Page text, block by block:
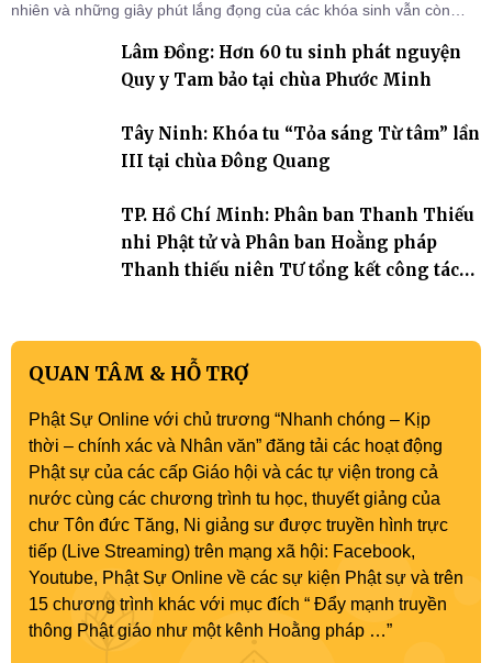
nhiên và những giây phút lắng đọng của các khóa sinh vẫn còn
Tháp). Những tuần tu học ngắn ngủi nhưng đã trở thành hành
trang quý báu, gieo những hạt giống thiện l
Lâm Đồng: Hơn 60 tu sinh phát nguyện
Quy y Tam bảo tại chùa Phước Minh
Tây Ninh: Khóa tu “Tỏa sáng Từ tâm” lần
III tại chùa Đông Quang
TP. Hồ Chí Minh: Phân ban Thanh Thiếu
nhi Phật tử và Phân ban Hoằng pháp
Thanh thiếu niên TƯ tổng kết công tác
QUAN TÂM & HỖ TRỢ
Phật Sự Online với chủ trương “Nhanh chóng – Kịp
thời – chính xác và Nhân văn” đăng tải các hoạt động
Phật sự của các cấp Giáo hội và các tự viện trong cả
nước cùng các chương trình tu học, thuyết giảng của
chư Tôn đức Tăng, Ni giảng sư được truyền hình trực
tiếp (Live Streaming) trên mạng xã hội: Facebook,
Youtube, Phật Sự Online về các sự kiện Phật sự và trên
15 chương trình khác với mục đích “ Đẩy mạnh truyền
thông Phật giáo như một kênh Hoằng pháp …”